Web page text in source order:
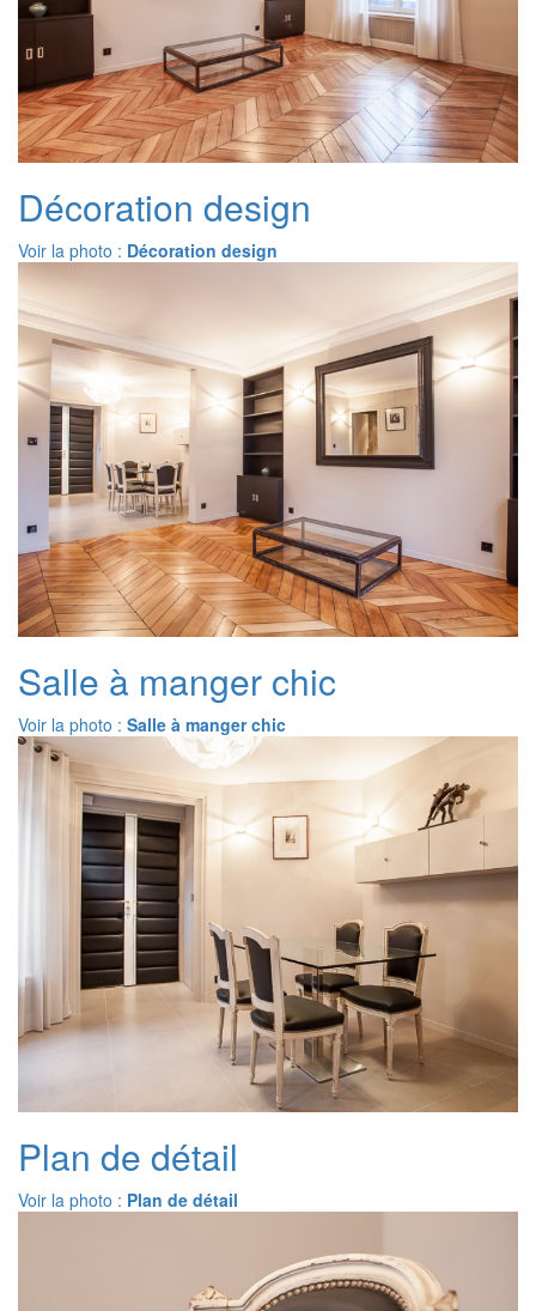
Décoration design
Voir la photo : Décoration design
Salle à manger chic
Voir la photo : Salle à manger chic
Plan de détail
Voir la photo : Plan de détail